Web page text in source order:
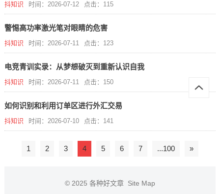
抖知识 时间：2026-07-12 点击：115
警惕高功率激光笔对眼睛的危害
抖知识 时间：2026-07-11 点击：123
电竞青训实录：从梦想破灭到重新认识自我
抖知识 时间：2026-07-11 点击：150
如何识别和利用订单区进行外汇交易
抖知识 时间：2026-07-10 点击：141
1 2 3 4 5 6 7 ...100 »
© 2025 各种好文章 Site Map